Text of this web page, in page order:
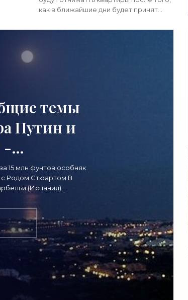
как в ближайшие дни будет принят
квартир, принадлежащих им на правах
темы
Путин и
-
15 млн фунтов особняк
с Родом Стюартом В
(Испания)